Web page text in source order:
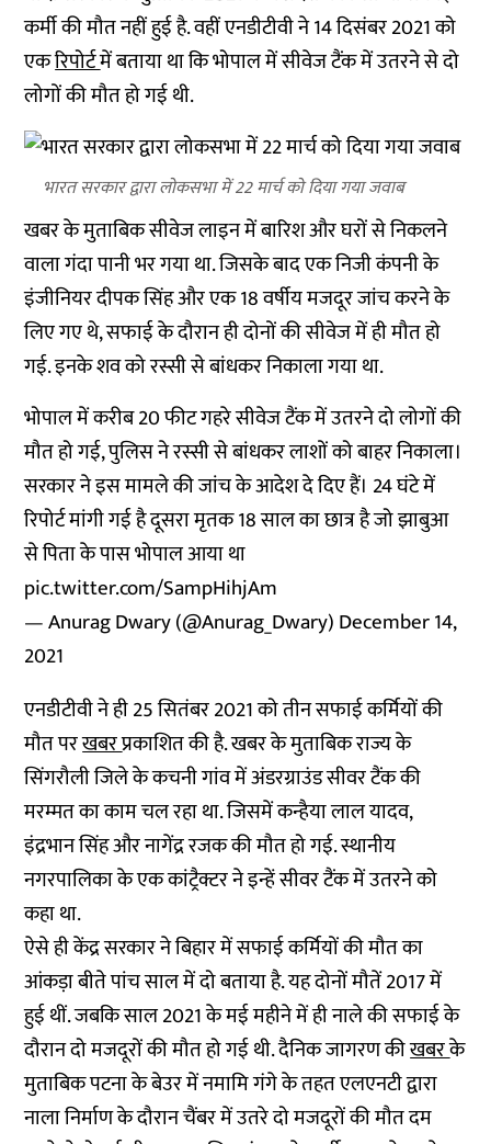
कर्मी की मौत नहीं हुई है. वहीं एनडीटीवी ने 14 दिसंबर 2021 को
एकरिपोर्टमें बताया था कि भोपाल में सीवेज टैंक में उतरने से दो
लोगों की मौत हो गई थी.
भारत सरकार द्वारा लोकसभा में 22 मार्च को दिया गया जवाब
खबर के मुताबिक सीवेज लाइन में बारिश और घरों से निकलने
वाला गंदा पानी भर गया था. जिसके बाद एक निजी कंपनी के
इंजीनियर दीपक सिंह और एक 18 वर्षीय मजदूर जांच करने के
लिए गए थे, सफाई के दौरान ही दोनों की सीवेज में ही मौत हो
गई. इनके शव को रस्सी से बांधकर निकाला गया था.
भोपाल में करीब 20 फीट गहरे सीवेज टैंक में उतरने दो लोगों की
मौत हो गई, पुलिस ने रस्सी से बांधकर लाशों को बाहर निकाला।
सरकार ने इस मामले की जांच के आदेश दे दिए हैं। 24 घंटे में
रिपोर्ट मांगी गई है दूसरा मृतक 18 साल का छात्र है जो झाबुआ
से पिता के पास भोपाल आया था
pic.twitter.com/SampHihjAm
— Anurag Dwary (@Anurag_Dwary)December 14,
2021
एनडीटीवी ने ही 25 सितंबर 2021 को तीन सफाई कर्मियों की
मौत परखबरप्रकाशित की है. खबर के मुताबिक राज्य के
सिंगरौली जिले के कचनी गांव में अंडरग्राउंड सीवर टैंक की
मरम्मत का काम चल रहा था. जिसमें कन्हैया लाल यादव,
इंद्रभान सिंह और नागेंद्र रजक की मौत हो गई. स्थानीय
नगरपालिका के एक कांट्रैक्टर ने इन्हें सीवर टैंक में उतरने को
कहा था.
ऐसे ही केंद्र सरकार ने बिहार में सफाई कर्मियों की मौत का
आंकड़ा बीते पांच साल में दो बताया है. यह दोनों मौतें 2017 में
हुई थीं. जबकि साल 2021 के मई महीने में ही नाले की सफाई के
दौरान दो मजदूरों की मौत हो गई थी. दैनिक जागरण कीखबरके
मुताबिक पटना के बेउर मेंनमामि गंगे के तहत एलएनटी द्वारा
नाला निर्माण के दौरान चैंबर में उतरे दो मजदूरों की मौत दम